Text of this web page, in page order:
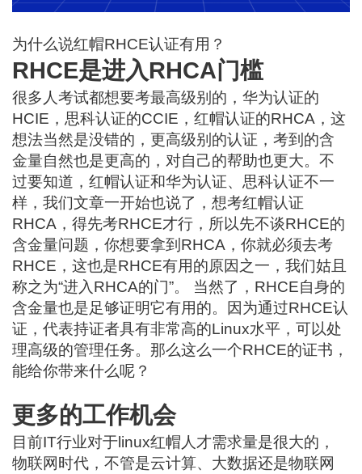
为什么说红帽RHCE认证有用？
RHCE是进入RHCA门槛
很多人考试都想要考最高级别的，华为认证的
HCIE，思科认证的CCIE，红帽认证的RHCA，这
想法当然是没错的，更高级别的认证，考到的含
金量自然也是更高的，对自己的帮助也更大。不
过要知道，红帽认证和华为认证、思科认证不一
样，我们文章一开始也说了，想考红帽认证
RHCA，得先考RHCE才行，所以先不谈RHCE的
含金量问题，你想要拿到RHCA，你就必须去考
RHCE，这也是RHCE有用的原因之一，我们姑且
称之为“进入RHCA的门”。 当然了，RHCE自身的
含金量也是足够证明它有用的。因为通过RHCE认
证，代表持证者具有非常高的Linux水平，可以处
理高级的管理任务。那么这么一个RHCE的证书，
能给你带来什么呢？
更多的工作机会
目前IT行业对于linux红帽人才需求量是很大的，
物联网时代，不管是云计算、大数据还是物联网